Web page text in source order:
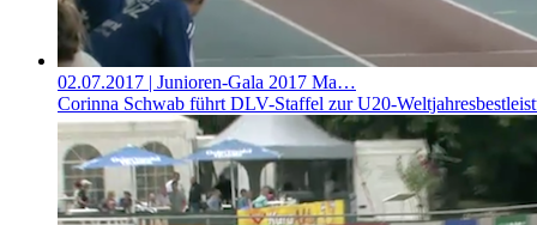
02.07.2017 | Junioren-Gala 2017 Ma…
Corinna Schwab führt DLV-Staffel zur U20-